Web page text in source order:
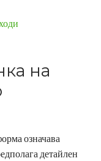
на
означава
детайлен